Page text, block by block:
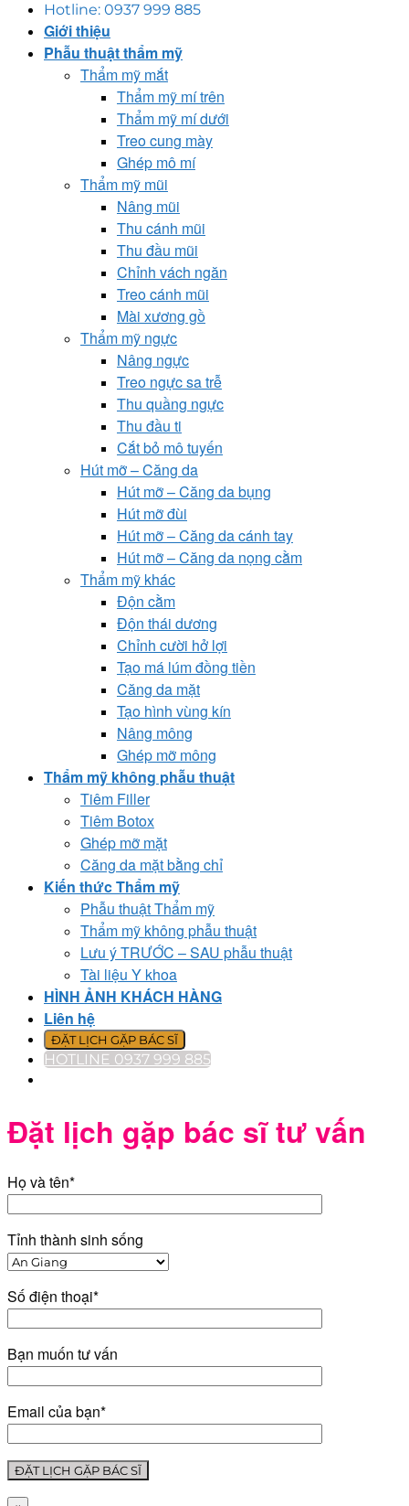
Hotline: 0937 999 885
Giới thiệu
Phẫu thuật thẩm mỹ
Thẩm mỹ mắt
Thẩm mỹ mí trên
Thẩm mỹ mí dưới
Treo cung mày
Ghép mô mí
Thẩm mỹ mũi
Nâng mũi
Thu cánh mũi
Thu đầu mũi
Chỉnh vách ngăn
Treo cánh mũi
Mài xương gồ
Thẩm mỹ ngực
Nâng ngực
Treo ngực sa trễ
Thu quầng ngực
Thu đầu ti
Cắt bỏ mô tuyến
Hút mỡ – Căng da
Hút mỡ – Căng da bụng
Hút mỡ đùi
Hút mỡ – Căng da cánh tay
Hút mỡ – Căng da nọng cằm
Thẩm mỹ khác
Độn cằm
Độn thái dương
Chỉnh cười hở lợi
Tạo má lúm đồng tiền
Căng da mặt
Tạo hình vùng kín
Nâng mông
Ghép mỡ mông
Thẩm mỹ không phẫu thuật
Tiêm Filler
Tiêm Botox
Ghép mỡ mặt
Căng da mặt bằng chỉ
Kiến thức Thẩm mỹ
Phẫu thuật Thẩm mỹ
Thẩm mỹ không phẫu thuật
Lưu ý TRƯỚC – SAU phẫu thuật
Tài liệu Y khoa
HÌNH ẢNH KHÁCH HÀNG
Liên hệ
ĐẶT LỊCH GẶP BÁC SĨ
HOTLINE 0937 999 885
Đặt lịch gặp bác sĩ tư vấn
Họ và tên*
Tỉnh thành sinh sống
Số điện thoại*
Bạn muốn tư vấn
Email của bạn*